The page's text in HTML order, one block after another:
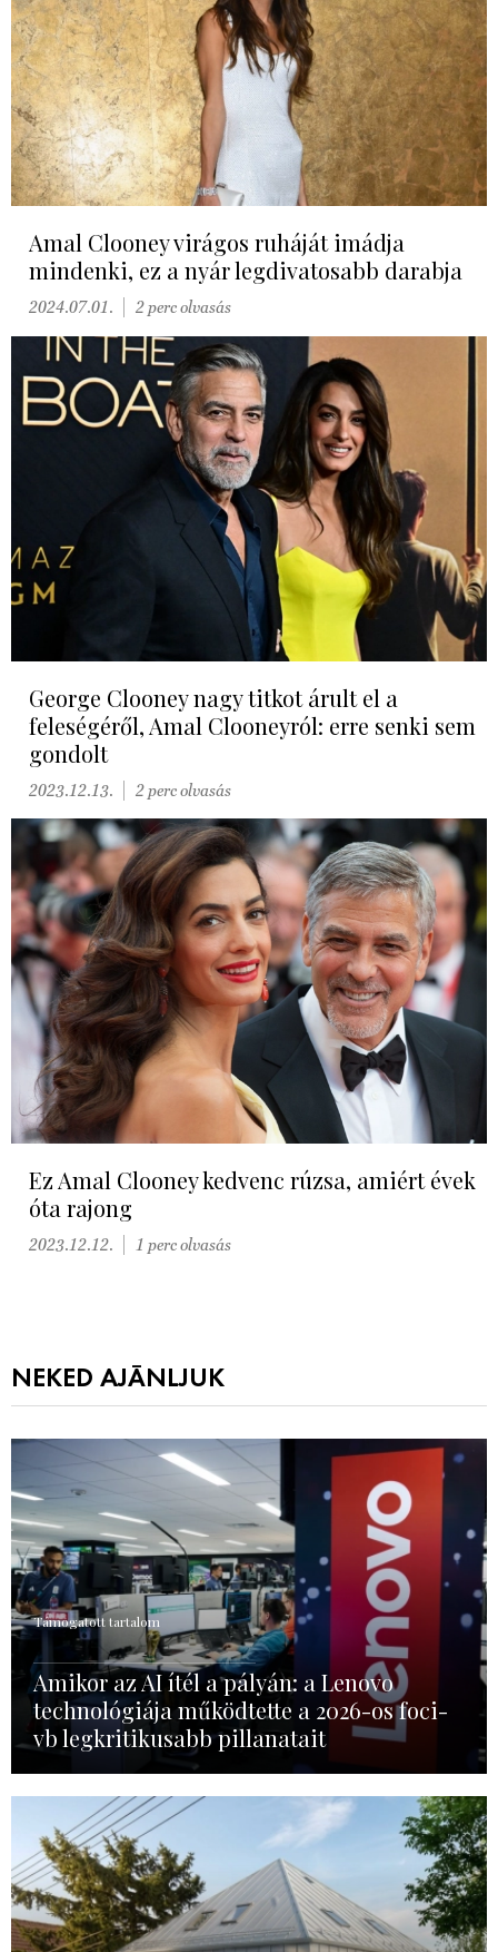
Amal Clooney virágos ruháját imádja
mindenki, ez a nyár legdivatosabb darabja
2024.07.01. 2 perc olvasás
George Clooney nagy titkot árult el a
feleségéről, Amal Clooneyról: erre senki sem
gondolt
2023.12.13. 2 perc olvasás
Ez Amal Clooney kedvenc rúzsa, amiért évek
óta rajong
2023.12.12. 1 perc olvasás
NEKED AJÁNLJUK
Támogatott tartalom
Amikor az AI ítél a pályán: a Lenovo
technológiája működtette a 2026-os foci-
vb legkritikusabb pillanatait